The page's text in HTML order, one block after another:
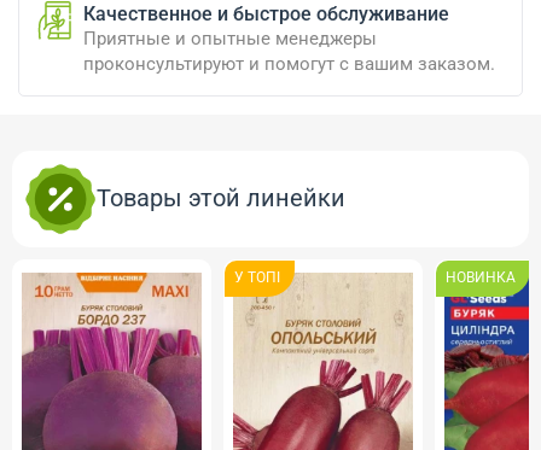
Качественное и быстрое обслуживание
Приятные и опытные менеджеры
проконсультируют и помогут с вашим заказом.
Товары этой линейки
У ТОПI НОВИНКА